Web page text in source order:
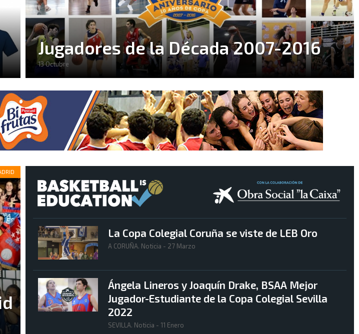
Jugadores de la Década 2007-2016
13 Octubre
La Copa Colegial Coruña se viste de LEB Oro
A CORUÑA. Noticia - 27 Marzo
Ángela Lineros y Joaquín Drake, BSAA Mejor
Jugador-Estudiante de la Copa Colegial Sevilla
2022
SEVILLA. Noticia - 11 Enero